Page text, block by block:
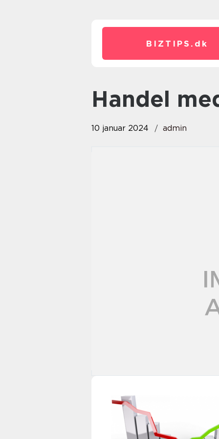
BIZTIPS. dk
handel
10 januar 2024 admin